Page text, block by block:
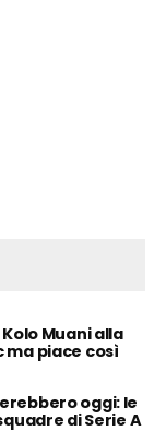
Muani alla
ma piace così
oggi: le
di Serie A